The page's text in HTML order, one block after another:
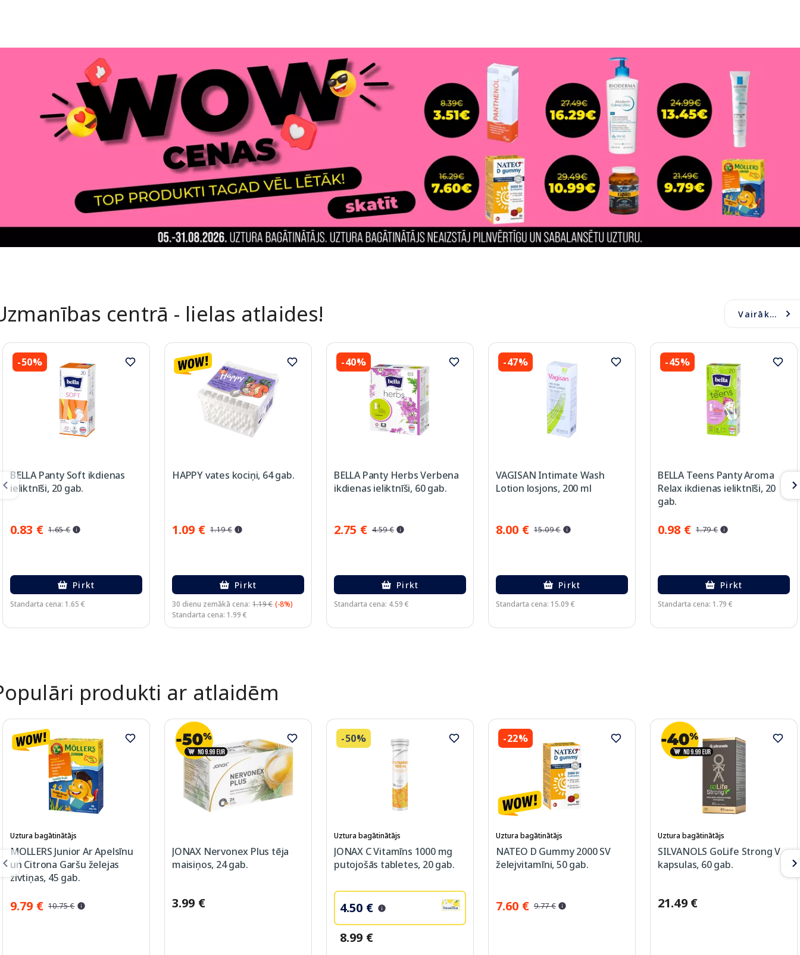
centrā - lielas atlaides! Vairāk...
-50%
BELLA Panty Soft ikdienas
ieliktnīši, 20 gab.
0.83 € 1.65 €
Pirkt
Standarta cena: 1.65 €
HAPPY vates kociņi, 64 gab.
1.09 € 1.19 €
Pirkt
30 dienu zemākā cena: 1.19 € (-8%)
Standarta cena: 1.99 €
-40%
BELLA Panty Herbs Verbena
ikdienas ieliktnīši, 60 gab.
2.75 € 4.59 €
Pirkt
Standarta cena: 4.59 €
-47%
VAGISAN Intimate Wash
Lotion losjons, 200 ml
8.00 € 15.09 €
Pirkt
Standarta cena: 15.09 €
-45%
BELLA Teens Panty Aroma
Relax ikdienas ieliktnīši, 20
gab.
0.98 € 1.79 €
Pirkt
Standarta cena: 1.79 €
produkti ar atlaidēm
Uztura bagātinātājs
MOLLERS Junior Ar Apelsīnu
un Citrona Garšu želejas
zivtiņas, 45 gab.
9.79 € 10.75 €
JONAX Nervonex Plus tēja
maisiņos, 24 gab.
3.99 €
-50%
Uztura bagātinātājs
JONAX C Vitamīns 1000 mg
putojošās tabletes, 20 gab.
4.50 €
8.99 €
-22%
Uztura bagātinātājs
NATEO D Gummy 2000 SV
želejvitamīni, 50 gab.
7.60 € 9.77 €
Uztura bagātinātājs
SILVANOLS GoLife Strong V
kapsulas, 60 gab.
21.49 €